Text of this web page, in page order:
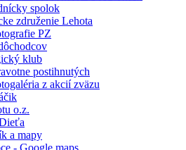
spolok
združenie Lehota
PZ
klub
postihnutých
z akcií zväzu
o.z.
a mapy
- Google maps